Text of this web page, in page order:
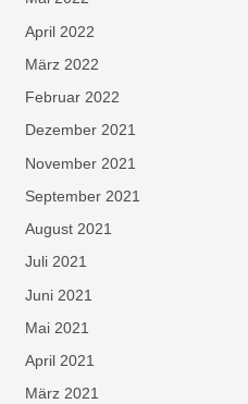
April 2022
März 2022
Februar 2022
Dezember 2021
November 2021
September 2021
August 2021
Juli 2021
Juni 2021
Mai 2021
April 2021
März 2021